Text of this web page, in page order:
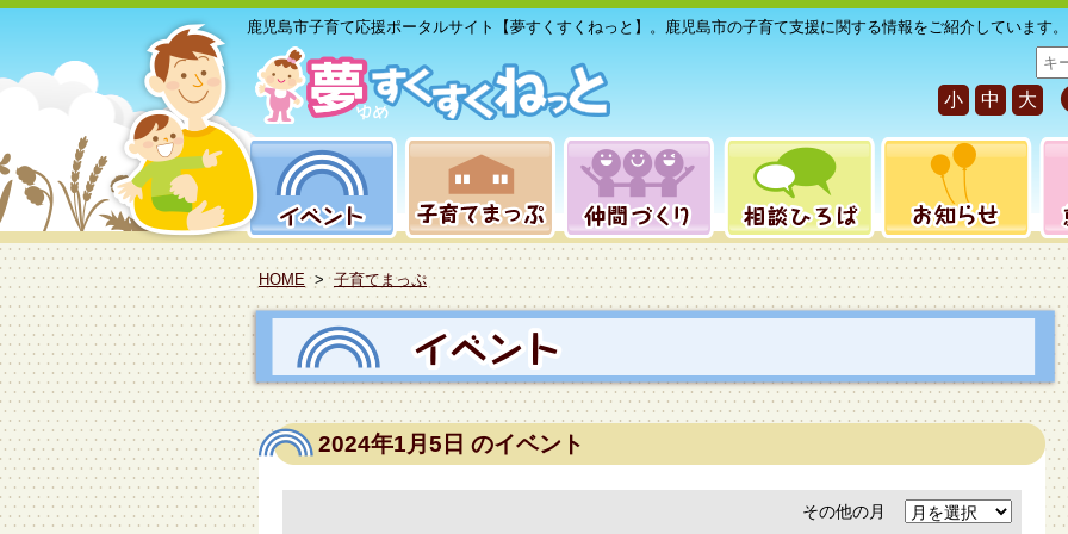
鹿児島市子育て応援ポータルサイト【夢すくすくねっと】。鹿児島市の子育て支援に関する情報をご紹介しています。
サ
イ
ト
内
小 中 大
HOME > 子育てまっぷ
2024年1月5日 のイベント
その他の月